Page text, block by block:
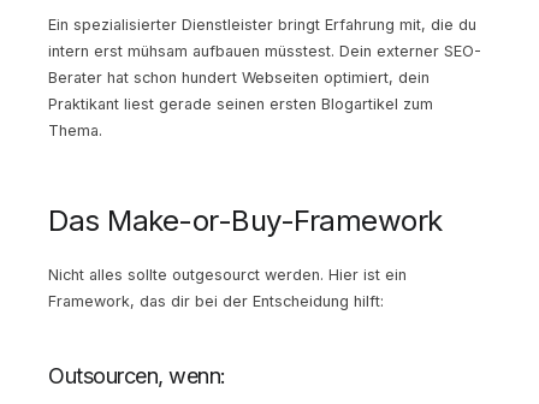
Ein spezialisierter Dienstleister bringt Erfahrung mit, die du
intern erst mühsam aufbauen müsstest. Dein externer SEO-
Berater hat schon hundert Webseiten optimiert, dein
Praktikant liest gerade seinen ersten Blogartikel zum
Thema.
Das Make-or-Buy-Framework
Nicht alles sollte outgesourct werden. Hier ist ein
Framework, das dir bei der Entscheidung hilft:
Outsourcen, wenn: